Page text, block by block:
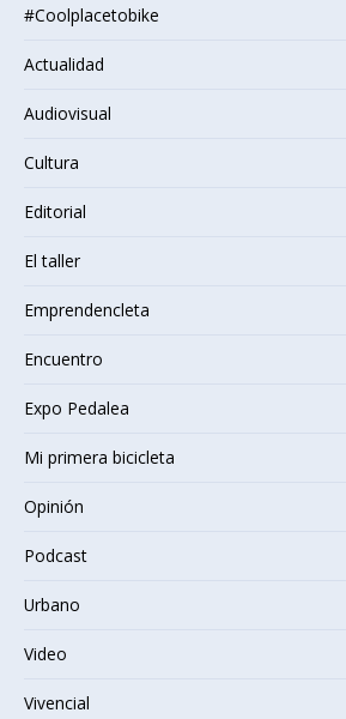
#Coolplacetobike
Actualidad
Audiovisual
Cultura
Editorial
El taller
Emprendencleta
Encuentro
Expo Pedalea
Mi primera bicicleta
Opinión
Podcast
Urbano
Video
Vivencial